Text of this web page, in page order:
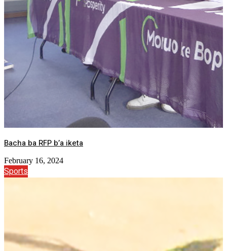
Bacha ba RFP b’a iketa
February 16, 2024
Sports